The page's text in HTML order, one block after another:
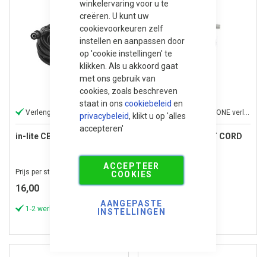
winkelervaring voor u te
creëren. U kunt uw
cookievoorkeuren zelf
instellen en aanpassen door
op 'cookie instellingen' te
klikken. Als u akkoord gaat
met ons gebruik van
cookies, zoals beschreven
staat in ons cookiebeleid en
privacybeleid, klikt u op 'alles
accepteren'
ACCEPTEER
COOKIES
AANGEPASTE
INSTELLINGEN
Verlengkabel
in-lite CBL-EXT CORD 2
Prijs per stuk
16,00
1-2 werkdagen
SMART EVO FLEX TONE verlengkabel
in-lite SMART-EXT CORD
Prijs per stuk
16,50
1-2 werkdagen